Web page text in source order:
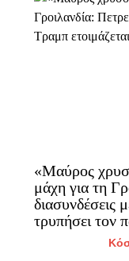
«Μαύρος
μάχη για τη
διασυνδέσεις
τρυπήσει τον